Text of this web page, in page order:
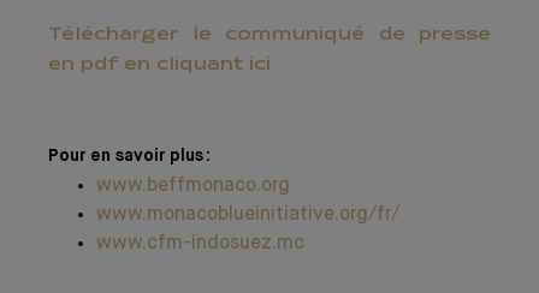
Télécharger le communiqué de presse
en pdf en cliquant ici
Pour en savoir plus :
www.beffmonaco.org
www.monacoblueinitiative.org/fr/
www.cfm-indosuez.mc